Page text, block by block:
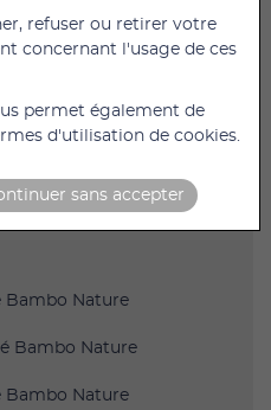
NORDIC SWAN
Bambo Nature
Bambo Nature
Bambo Nature
refuser ou retirer votre
concernant l'usage de ces
permet également de
d'utilisation de cookies.
sans accepter